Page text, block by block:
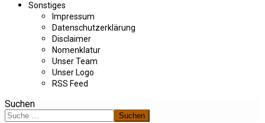
Sonstiges
Impressum
Datenschutzerklärung
Disclaimer
Nomenklatur
Unser Team
Unser Logo
RSS Feed
Suchen
Suchen